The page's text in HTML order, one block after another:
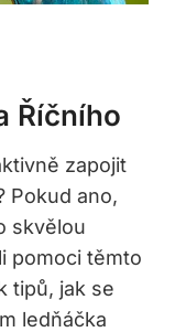
Říčního
zapojit
Pokud ano,
skvělou
pomoci těmto
tipů, jak se
ledňáčka